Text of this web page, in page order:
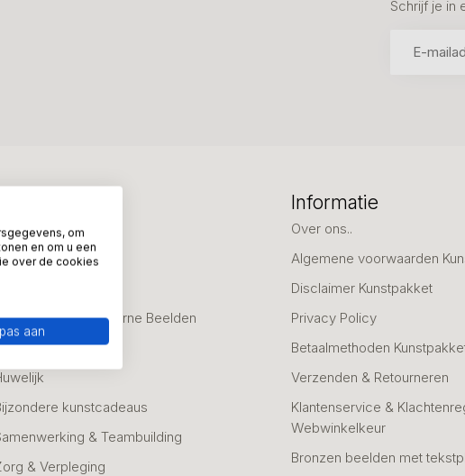
Schrijf je in
Cadeaus
Bronzen & Moderne Beelden
kunstcadeaus
& Teambuilding
& Verpleging
Informatie
Over ons..
Algemene voorwaarden
Disclaimer Kunstpakket
Privacy Policy
Betaalmethoden
Verzenden & Retourneren
Klantenservice &
Webwinkelkeur
Bronzen beelden met
om
en om u een
over de cookies
aan